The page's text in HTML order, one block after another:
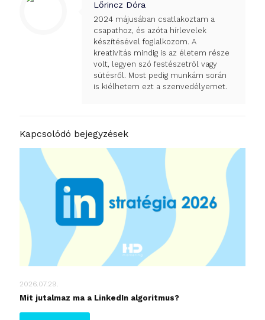
Lőrincz Dóra
2024 májusában csatlakoztam a
csapathoz, és azóta hírlevelek
készítésével foglalkozom. A
kreativitás mindig is az életem része
volt, legyen szó festészetről vagy
sütésről. Most pedig munkám során
is kiélhetem ezt a szenvedélyemet.
Kapcsolódó bejegyzések
2026.07.29.
Mit jutalmaz ma a LinkedIn algoritmus?